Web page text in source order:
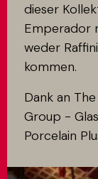
dieser
Emperador
weder
kommen.
Dank an
Group -
Porcelain